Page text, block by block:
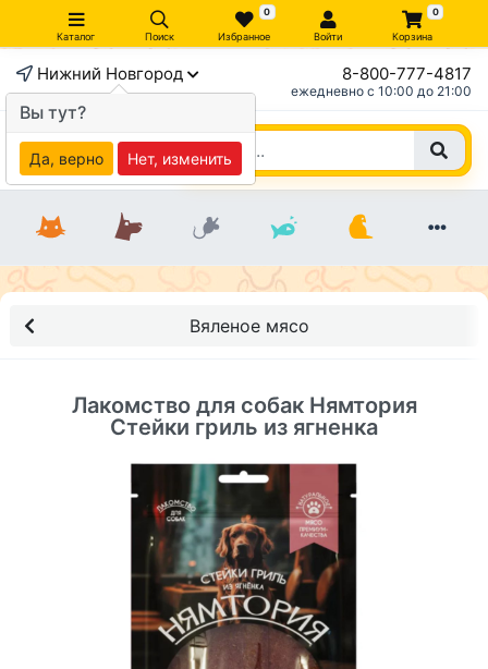
Каталог Поиск
0
Избранное Войти
0
Корзина
Нижний Новгород 8-800-777-4817
ежедневно c 10:00 до 21:00
Вяленое мясо
Лакомство для собак Нямтория
Стейки гриль из ягненка
×
Вы тут?
Да, верно Нет, изменить